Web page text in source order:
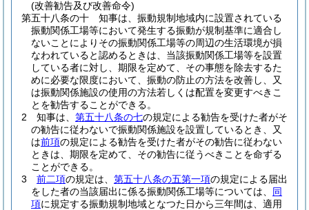
(改善勧告及び改善命令)
第五十八条の十
知事は、振動規制地域内に設置されている
振動関係工場等において発生する振動が規制基準に適合し
ないことによりその振動関係工場等の周辺の生活環境が損
なわれていると認めるときは、当該振動関係工場等を設置
している者に対し、期限を定めて、その事態を除去するた
めに必要な限度において、振動の防止の方法を改善し、又
は振動関係施設の使用の方法若しくは配置を変更すべきこ
とを勧告することができる。
2
知事は、 第五十八条の七の規定による勧告を受けた者がそ
の勧告に従わないで振動関係施設を設置しているとき、又
は前項の規定による勧告を受けた者がその勧告に従わない
ときは、期限を定めて、その勧告に従うべきことを命ずる
ことができる。
3
前二項の規定は、 第五十八条の五第一項の規定による届出
をした者の当該届出に係る振動関係工場等については、 同
項に規定する振動規制地域となつた日から三年間は、適用